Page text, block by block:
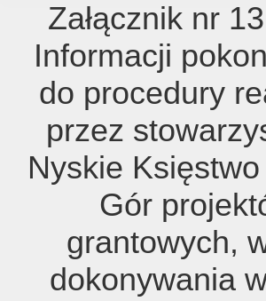
Załącznik nr
Informacji
do procedury
przez
Nyskie
Gór
grantowych,
dokonywania